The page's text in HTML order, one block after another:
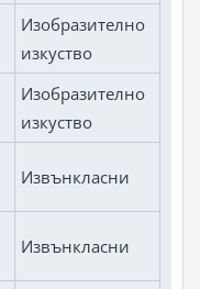
Изобразително
изкуство
Изобразително
изкуство
Извънкласни
Извънкласни